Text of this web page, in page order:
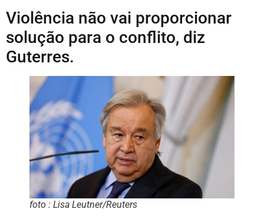
Violência não vai proporcionar
solução para o conflito, diz
Guterres.
foto : Lisa Leutner/Reuters